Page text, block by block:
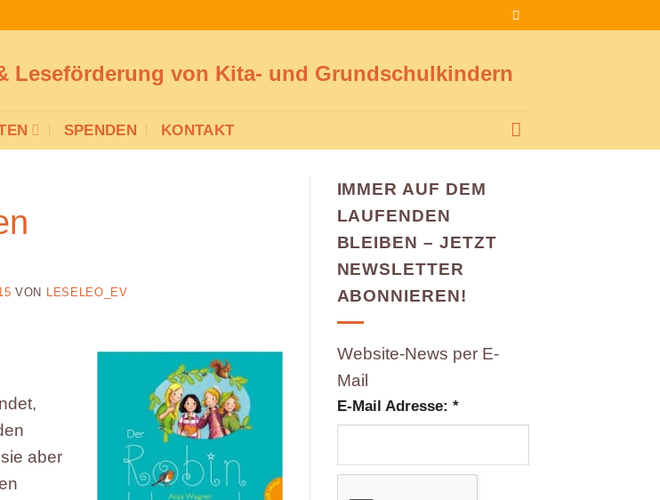
Leseförderung von Kita- und Grundschulkindern
SPENDEN KONTAKT
VON LESELEO_EV
aber
IMMER AUF DEM
LAUFENDEN
BLEIBEN – JETZT
NEWSLETTER
ABONNIEREN!
Website-News per E-
Mail
E-Mail Adresse: *